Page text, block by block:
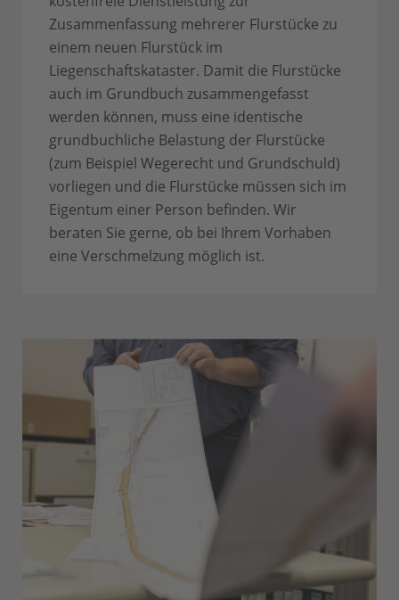
Zusammenfassung mehrerer Flurstücke zu
einem neuen Flurstück im
Liegenschaftskataster. Damit die Flurstücke
auch im Grundbuch zusammengefasst
werden können, muss eine identische
grundbuchliche Belastung der Flurstücke
(zum Beispiel Wegerecht und Grundschuld)
vorliegen und die Flurstücke müssen sich im
Eigentum einer Person befinden. Wir
beraten Sie gerne, ob bei Ihrem Vorhaben
eine Verschmelzung möglich ist.